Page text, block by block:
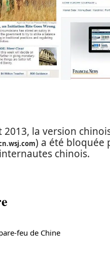
2013, la version
) a été bloquée
chinois.
feu de Chine